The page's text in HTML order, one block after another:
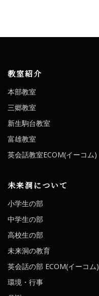
教室紹介
本部教室
三郷教室
新生駒台教室
富雄教室
英会話教室ECOM(イーコム)
未来洞について
小学生の部
中学生の部
高校生の部
未来洞の教育
英会話の部 ECOM(イーコム)
環境・行事